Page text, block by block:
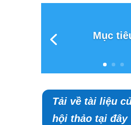
Mục
Tải về tài liệu
hội thảo tại đây